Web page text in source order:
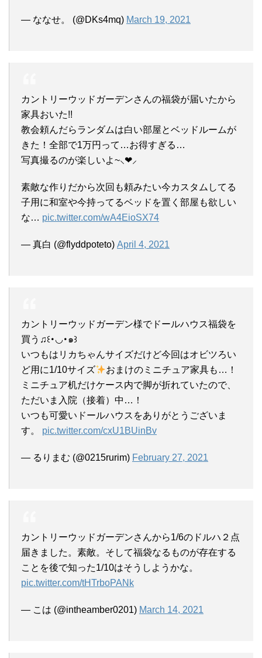
— ななせ。 (@DKs4mq) March 19, 2021
カントリーウッドガーデンさんの福袋が届いたから
家具おいた!!
教会頼んだらランダムは白い部屋とベッドルームが
きた！全部で1万円って…お得すぎる…
写真撮るのが楽しいよ~⸜❤︎⸝‍
素敵な作りだから次回も頼みたい今カスタムしてる
子用に和室や今持ってるベッドを置く部屋も欲しい
な… pic.twitter.com/wA4EioSX74
— 真白 (@flyddpoteto) April 4, 2021
カントリーウッドガーデン様でドールハウス福袋を
買う♫꒰･◡･๑꒱
いつもはリカちゃんサイズだけど今回はオビツろい
ど用に1/10サイズ
おまけのミニチュア家具も…！
ミニチュア机だけケース内で脚が折れていたので、
ただいま入院（接着）中…！
いつも可愛いドールハウスをありがとうございま
す。 pic.twitter.com/cxU1BUinBv
— るりまむ (@0215rurim) February 27, 2021
カントリーウッドガーデンさんから1/6のドルハ２点
届きました。素敵。そして福袋なるものが存在する
ことを後で知った1/10はそうしようかな。
pic.twitter.com/tHTrboPANk
— こは (@intheamber0201) March 14, 2021